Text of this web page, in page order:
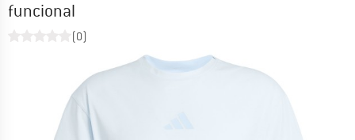
funcional
(0)